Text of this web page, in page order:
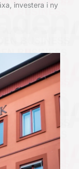
investera i ny